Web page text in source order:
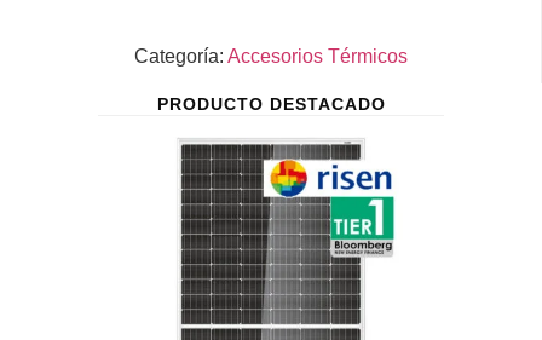
Categoría: Accesorios Térmicos
PRODUCTO DESTACADO